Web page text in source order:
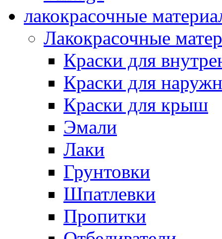
лакокрасочные
Лакокрасочные
Краски для
Краски для
Краски для крыш
Эмали
Лаки
Грунтовки
Шпатлевки
Пропитки